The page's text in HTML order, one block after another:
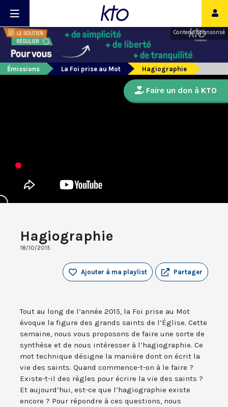
Contenu sponsorisé
Émissions La Foi prise au Mot Hagiographie
Hagiographie
18/10/2015
Partager
Ajouter à ma playlist
Tout au long de l’année 2015, la Foi prise au Mot
évoque la figure des grands saints de l’Église. Cette
semaine, nous vous proposons de faire une sorte de
synthèse et de nous intéresser à l’hagiographie. Ce
mot technique désigne la manière dont on écrit la
vie des saints. Quand commence-t-on à le faire ?
Existe-t-il des règles pour écrire la vie des saints ?
Et aujourd’hui, est-ce que l’hagiographie existe
encore ? Pour répondre à ces questions, nous
Faire un don à KTO